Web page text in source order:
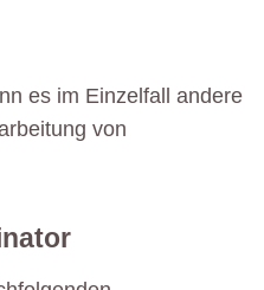
es im Einzelfall andere
von